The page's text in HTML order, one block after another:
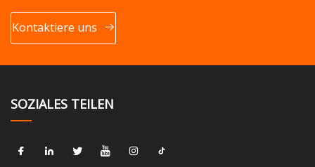
Kontaktiere uns
SOZIALES TEILEN